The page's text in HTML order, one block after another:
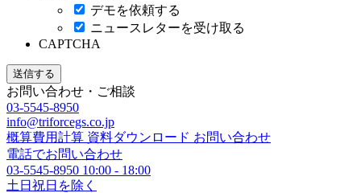
デモを依頼する
ニュースレターを受け取る
CAPTCHA
お問い合わせ・ご相談
03-5545-8950
info@triforcegs.co.jp
概算費用計算 資料ダウンロード お問い合わせ
電話でお問い合わせ
03-5545-8950 10:00 - 18:00
土日祝日を除く